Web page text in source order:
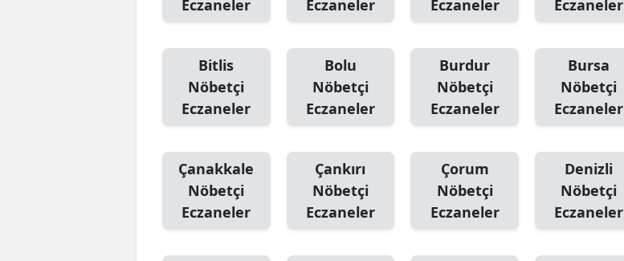
Eczaneler
Eczaneler
Eczaneler
Eczaneler
Bitlis
Nöbetçi
Eczaneler
Bolu
Nöbetçi
Eczaneler
Burdur
Nöbetçi
Eczaneler
Bursa
Nöbetçi
Eczaneler
Çanakkale
Nöbetçi
Eczaneler
Çankırı
Nöbetçi
Eczaneler
Çorum
Nöbetçi
Eczaneler
Denizli
Nöbetçi
Eczaneler